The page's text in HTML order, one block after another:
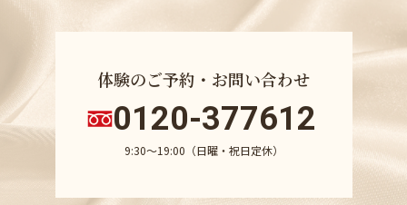
体験のご予約・お問い合わせ
0120-377612
9:30〜19:00（日曜・祝日定休）